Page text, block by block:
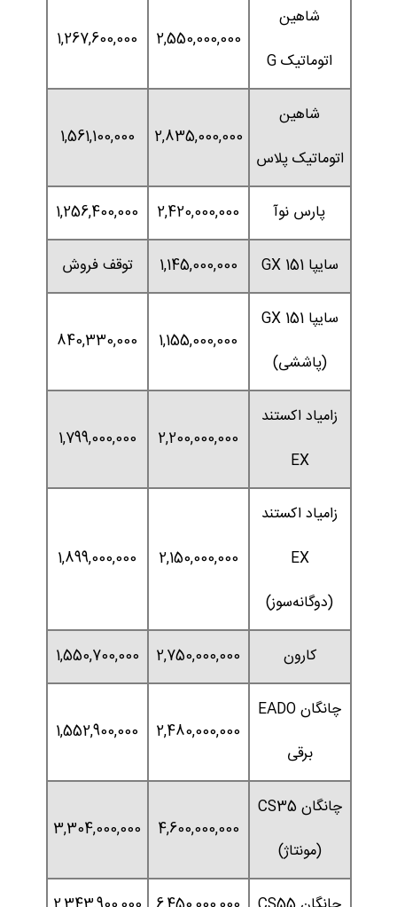
شاهین
اتوماتیک G
2,550,000,000
1,267,600,000
شاهین
اتوماتیک پلاس
2,835,000,000
1,561,100,000
پارس نوآ 2,420,000,000
1,256,400,000
سایپا 151 GX 1,145,000,000 توقف فروش
سایپا 151 GX
(پاششی)
1,155,000,000
840,330,000
زامیاد اکستند
EX
2,200,000,000
1,799,000,000
زامیاد اکستند
EX
(دوگانه‌سوز)
2,150,000,000
1,899,000,000
کارون 2,750,000,000
1,550,700,000
چانگان EADO
برقی
2,480,000,000
1,552,900,000
چانگان CS35
(مونتاژ)
4,600,000,000
3,304,000,000